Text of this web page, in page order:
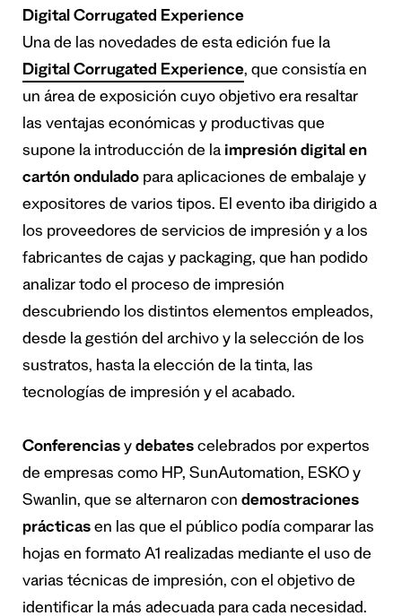
Digital Corrugated Experience
Una de las novedades de esta edición fue la
Digital Corrugated Experience, que consistía en
un área de exposición cuyo objetivo era resaltar
las ventajas económicas y productivas que
supone la introducción de la impresión digital en
cartón ondulado para aplicaciones de embalaje y
expositores de varios tipos. El evento iba dirigido a
los proveedores de servicios de impresión y a los
fabricantes de cajas y packaging, que han podido
analizar todo el proceso de impresión
descubriendo los distintos elementos empleados,
desde la gestión del archivo y la selección de los
sustratos, hasta la elección de la tinta, las
tecnologías de impresión y el acabado.
Conferencias y debates celebrados por expertos
de empresas como HP, SunAutomation, ESKO y
Swanlin, que se alternaron con demostraciones
prácticas en las que el público podía comparar las
hojas en formato A1 realizadas mediante el uso de
varias técnicas de impresión, con el objetivo de
identificar la más adecuada para cada necesidad.